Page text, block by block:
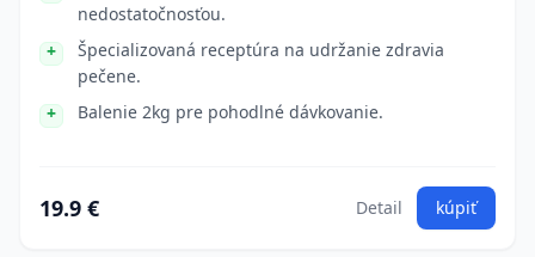
nedostatočnosťou.
Špecializovaná receptúra na udržanie zdravia
pečene.
Balenie 2kg pre pohodlné dávkovanie.
19.9 € Detail kúpiť